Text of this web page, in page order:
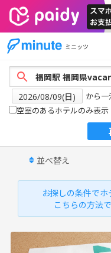
ミニッツ
から一
空室のあるホテルのみ表示
並べ替え
お探しの条件でホ
こちらの方法